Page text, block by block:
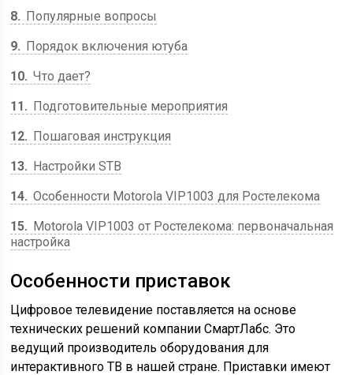
8
Популярные вопросы
9
Порядок включения ютуба
10 Что дает?
11
Подготовительные мероприятия
12
Пошаговая инструкция
13
Настройки STB
14 Особенности Motorola VIP1003 для Ростелекома
15
Motorola VIP1003 от Ростелекома: первоначальная
настройка
Особенности приставок
Цифровое телевидение поставляется на основе
технических решений компании СмартЛабс. Это
ведущий производитель оборудования для
интерактивного ТВ в нашей стране. Приставки имеют